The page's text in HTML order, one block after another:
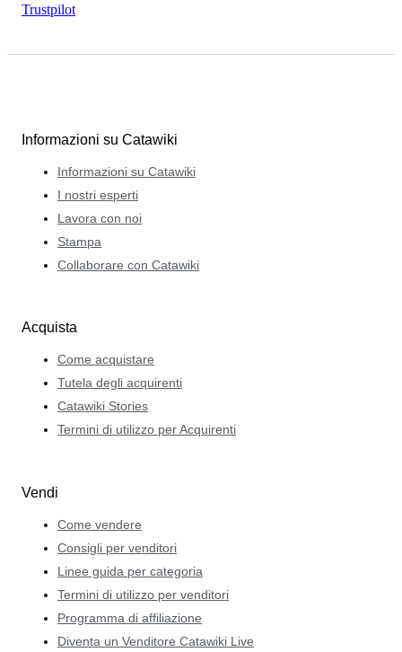
Trustpilot
Informazioni su Catawiki
Informazioni su Catawiki
I nostri esperti
Lavora con noi
Stampa
Collaborare con Catawiki
Acquista
Come acquistare
Tutela degli acquirenti
Catawiki Stories
Termini di utilizzo per Acquirenti
Vendi
Come vendere
Consigli per venditori
Linee guida per categoria
Termini di utilizzo per venditori
Programma di affiliazione
Diventa un Venditore Catawiki Live